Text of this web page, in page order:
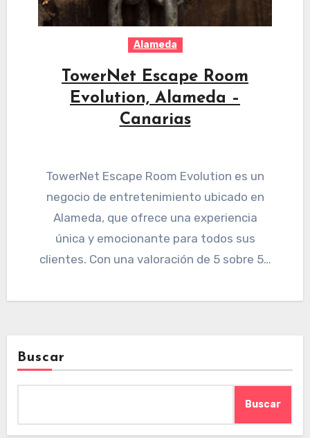
Alameda
TowerNet Escape Room
Evolution, Alameda –
Canarias
TowerNet Escape Room Evolution es un
negocio de entretenimiento ubicado en
Alameda, que ofrece una experiencia
única y emocionante para todos sus
clientes. Con una valoración de 5 sobre 5…
Buscar
Buscar